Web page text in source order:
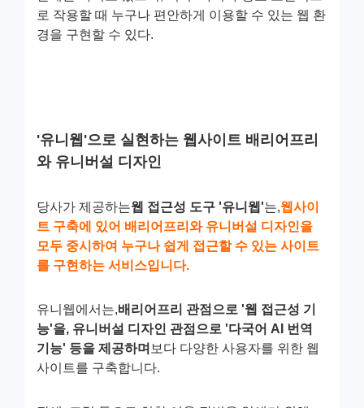
로 작용할 때 누구나 편안하게 이용할 수 있는 웹 환
경을 구현할 수 있다.
'유니웹'으로 실현하는 웹사이트 배리어프리
와 유니버설 디자인
당사가 제공하는웹 접근성 도구 '유니웹'는,웹사이
트 구축에 있어 배리어프리와 유니버설 디자인을
모두 중시하여 누구나 쉽게 접근할 수 있는 사이트
를 구현하는 서비스입니다.
유니웹에서는,배리어프리 관점으로 '웹 접근성 기
능'을, 유니버설 디자인 관점으로 '다국어 AI 번역
기능' 등을 제공하며 보다 다양한 사용자를 위한 웹
사이트를 구축합니다.